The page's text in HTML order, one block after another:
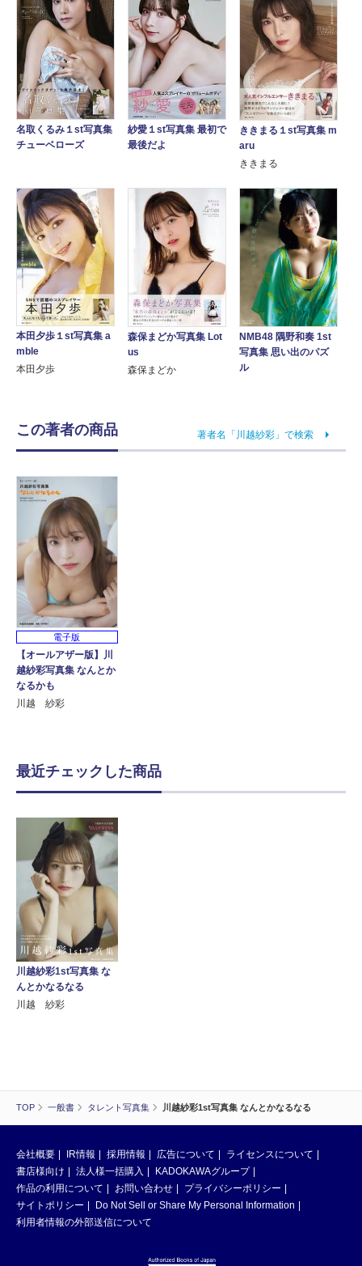
TOP 一般書 タレント写真集 川越紗彩1st写真集 なんとかなるなる
名取くるみ１st写真集
チューベローズ
紗愛１st写真集 最初で
最後だよ
ききまる１st写真集 m
aru
ききまる
本田夕歩１st写真集 a
mble
本田夕歩
森保まどか写真集 Lot
us
森保まどか
NMB48 隅野和奏 1st
写真集 思い出のパズ
ル
この著者の商品 著者名「川越紗彩」で検索
電子版
【オールアザー版】川
越紗彩写真集 なんとか
なるかも
川越 紗彩
最近チェックした商品
川越紗彩1st写真集 な
んとかなるなる
川越 紗彩
会社概要 IR情報 採用情報 広告について
ライセンスについて
書店様向け
法人様一括購入
KADOKAWAグループ
作品の利用について
お問い合わせ
プライバシーポリシー
サイトポリシー
Do Not Sell or Share My Personal Information
利用者情報の外部送信について